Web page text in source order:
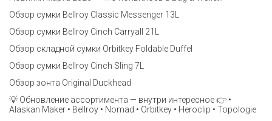
Обзор сумки Bellroy Classic Messenger 13L
Обзор сумки Bellroy Cinch Carryall 21L
Обзор складной сумки Orbitkey Foldable Duffel
Обзор сумки Bellroy Cinch Sling 7L
Обзор зонта Original Duckhead
💡 Обновление ассортимента — внутри интересное 👉 •
Alaskan Maker • Bellroy • Nomad • Orbitkey • Heroclip • Topologie